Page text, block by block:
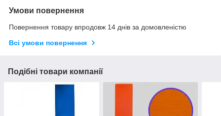
Умови повернення
Повернення товару впродовж 14 днів за домовленістю
Всі умови повернення
Подібні товари компанії